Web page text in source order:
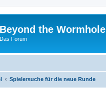
Beyond the Wormhole
Das Forum
Spielersuche für die neue Runde